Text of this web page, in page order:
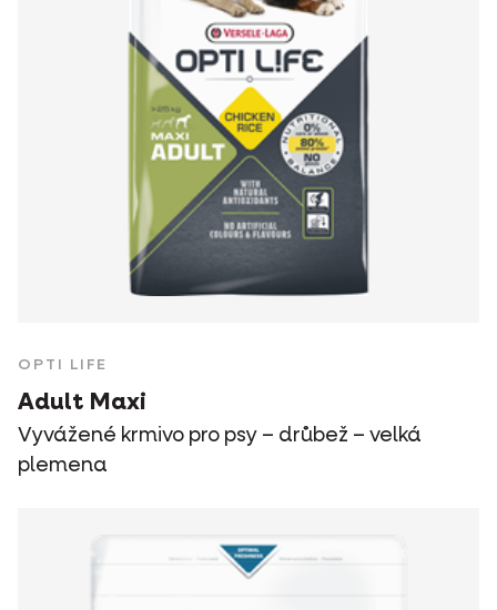
OPTI LIFE
Adult Maxi
Vyvážené krmivo pro psy – drůbež – velká
plemena